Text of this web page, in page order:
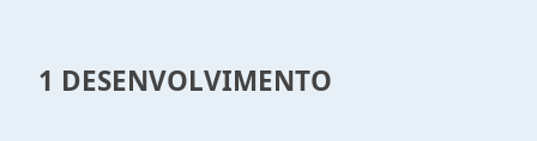
1 DESENVOLVIMENTO